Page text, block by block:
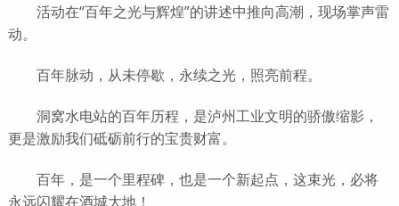
活动在“百年之光与辉煌”的讲述中推向高潮，现场掌声雷
动。
百年脉动，从未停歇，永续之光，照亮前程。
洞窝水电站的百年历程，是泸州工业文明的骄傲缩影，
更是激励我们砥砺前行的宝贵财富。
百年，是一个里程碑，也是一个新起点，这束光，必将
永远闪耀在酒城大地！